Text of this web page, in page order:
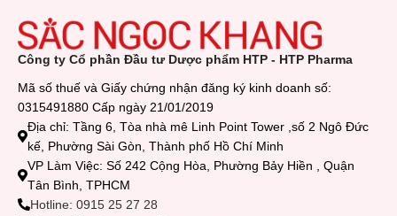
Công ty Cổ phần Đầu tư Dược phẩm HTP - HTP Pharma
Mã số thuế và Giấy chứng nhận đăng ký kinh doanh số:
0315491880 Cấp ngày 21/01/2019
Địa chỉ: Tầng 6, Tòa nhà mê Linh Point Tower ,số 2 Ngô Đức
kế, Phường Sài Gòn, Thành phố Hồ Chí Minh
VP Làm Việc: Số 242 Cộng Hòa, Phường Bảy Hiền , Quận
Tân Bình, TPHCM
Hotline: 0915 25 27 28